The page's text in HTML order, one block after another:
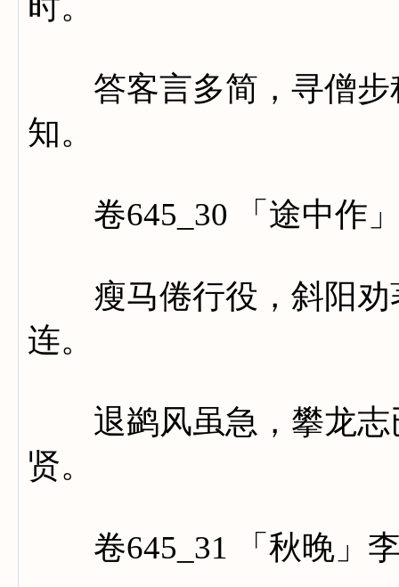
答客言多简，寻僧步
知。
卷645_30 「途中作
瘦马倦行役，斜阳劝
连。
退鹢风虽急，攀龙志
贤。
卷645_31 「秋晚」